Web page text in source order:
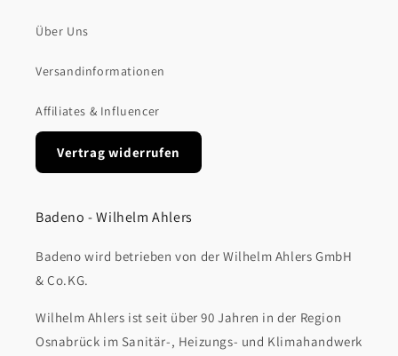
Über Uns
Versandinformationen
Affiliates & Influencer
Vertrag widerrufen
Badeno - Wilhelm Ahlers
Badeno wird betrieben von der Wilhelm Ahlers GmbH
& Co.KG.
Wilhelm Ahlers ist seit über 90 Jahren in der Region
Osnabrück im Sanitär-, Heizungs- und Klimahandwerk